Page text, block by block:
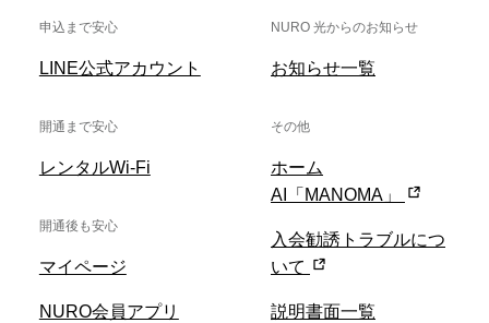
申込まで安心
LINE公式アカウント
開通まで安心
レンタルWi-Fi
開通後も安心
マイページ
NURO会員アプリ
NURO 光からのお知らせ
お知らせ一覧
その他
ホーム
AI「MANOMA」
入会勧誘トラブルにつ
いて
説明書面一覧